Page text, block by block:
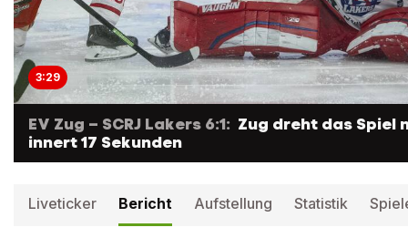
3:29
EV Zug – SCRJ Lakers 6:1: Zug dreht das Spiel
innert 17 Sekunden
Liveticker Bericht Aufstellung Statistik